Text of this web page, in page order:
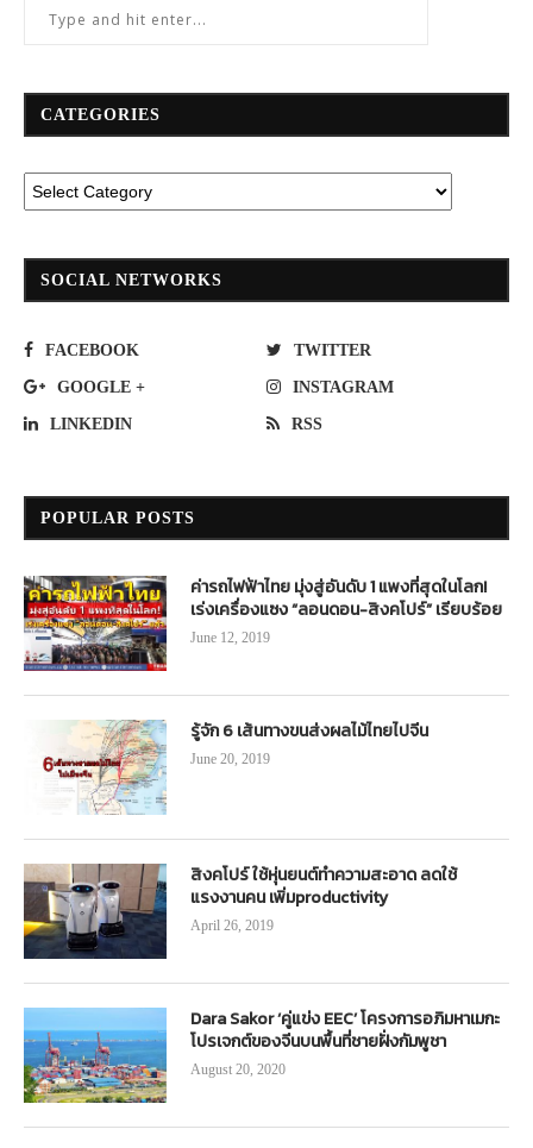
CATEGORIES
SOCIAL NETWORKS
FACEBOOK TWITTER
GOOGLE + INSTAGRAM
LINKEDIN RSS
POPULAR POSTS
ค่ารถไฟฟ้าไทย มุ่งสู่อันดับ 1 แพงที่สุดในโลก!
เร่งเครื่องแซง “ลอนดอน-สิงคโปร์” เรียบร้อย
June 12, 2019
รู้จัก 6 เส้นทางขนส่งผลไม้ไทยไปจีน
June 20, 2019
สิงคโปร์ ใช้หุ่นยนต์ทำความสะอาด ลดใช้
แรงงานคน เพิ่มproductivity
April 26, 2019
Dara Sakor ‘คู่แข่ง EEC’ โครงการอภิมหาเมกะ
โปรเจกต์ของจีนบนพื้นที่ชายฝั่งกัมพูชา
August 20, 2020